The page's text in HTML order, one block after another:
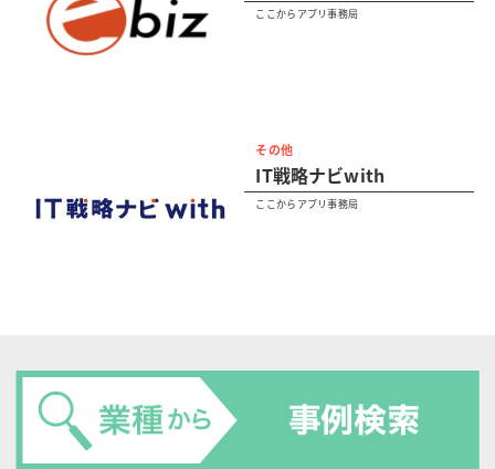
ここからアプリ事務局
その他
IT戦略ナビwith
ここからアプリ事務局